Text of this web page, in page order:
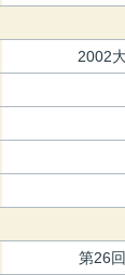
2002
第26